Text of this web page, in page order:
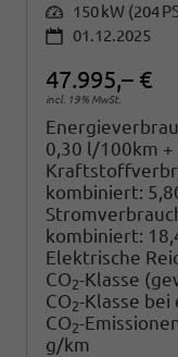
Leistung 150 kW (204
01.12.2025
47.995,– €
incl. 19% MwSt.
0,30 l/100km
kombiniert:
kombiniert:
Elektrische
CO2-Klasse
CO2-Klasse
CO2-
g/km